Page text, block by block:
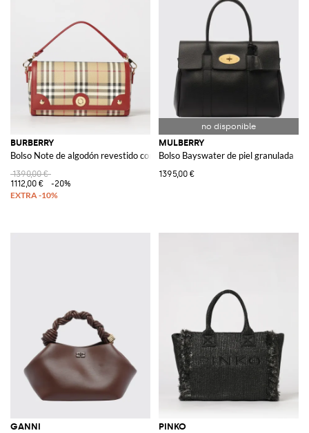
BURBERRY
Bolso Note de algodón revestido con estampado Vintage Check
1390,00 €
1112,00 €
-20%
MULBERRY
Bolso Bayswater de piel granulada
1395,00 €
GANNI PINKO